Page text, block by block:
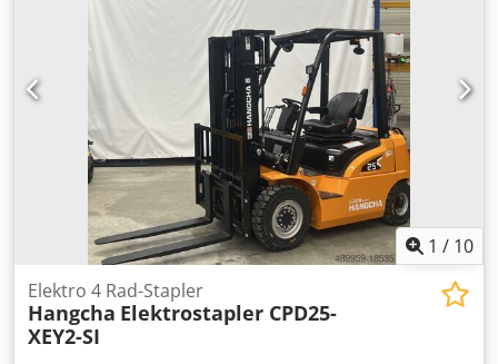
1 / 10
Elektro 4 Rad-Stapler
Hangcha Elektrostapler CPD25-
XEY2-SI